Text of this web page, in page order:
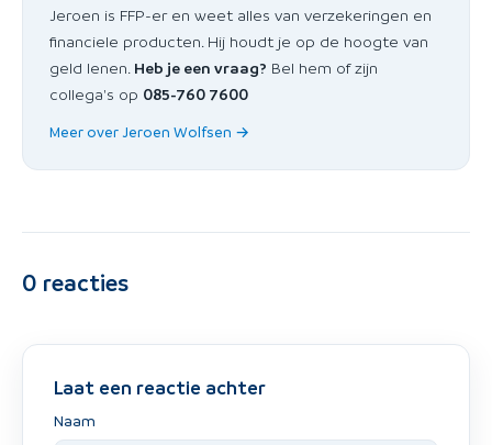
Jeroen is FFP-er en weet alles van verzekeringen en
financiele producten. Hij houdt je op de hoogte van
geld lenen. Heb je een vraag? Bel hem of zijn
collega's op 085-760 7600
Meer over Jeroen Wolfsen →
0 reacties
Laat een reactie achter
Naam